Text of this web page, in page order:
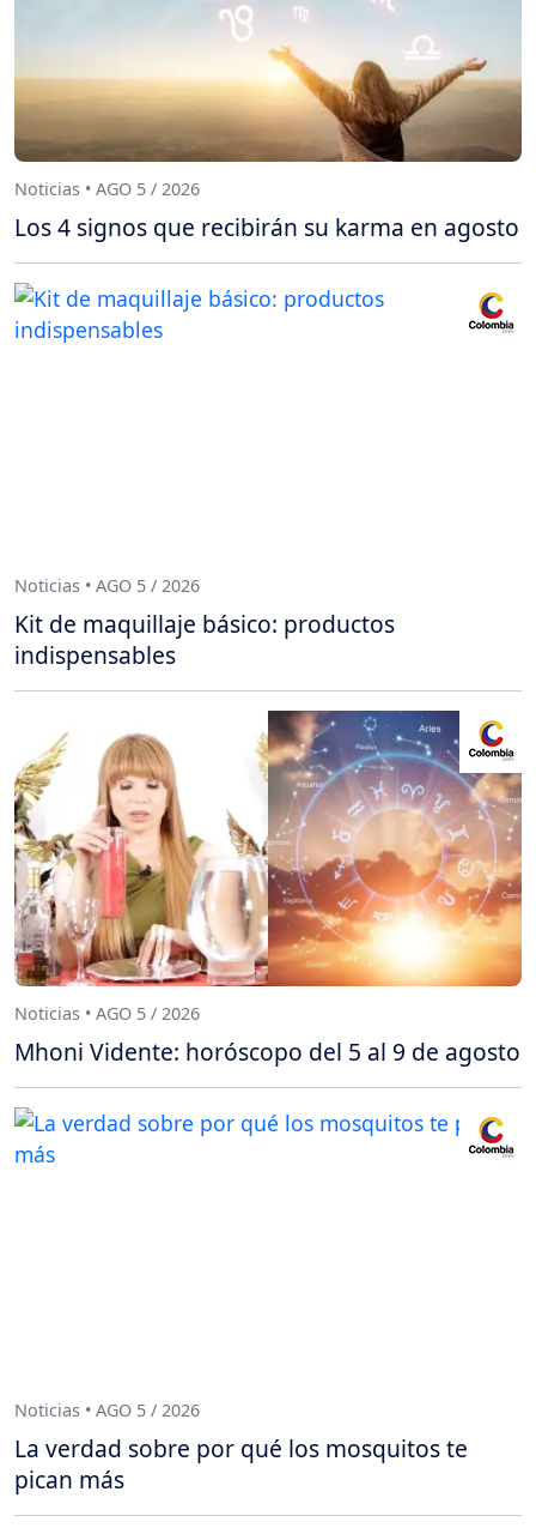
Noticias • AGO 5 / 2026
Los 4 signos que recibirán su karma en agosto
Noticias • AGO 5 / 2026
Kit de maquillaje básico: productos
indispensables
Noticias • AGO 5 / 2026
Mhoni Vidente: horóscopo del 5 al 9 de agosto
Noticias • AGO 5 / 2026
La verdad sobre por qué los mosquitos te
pican más